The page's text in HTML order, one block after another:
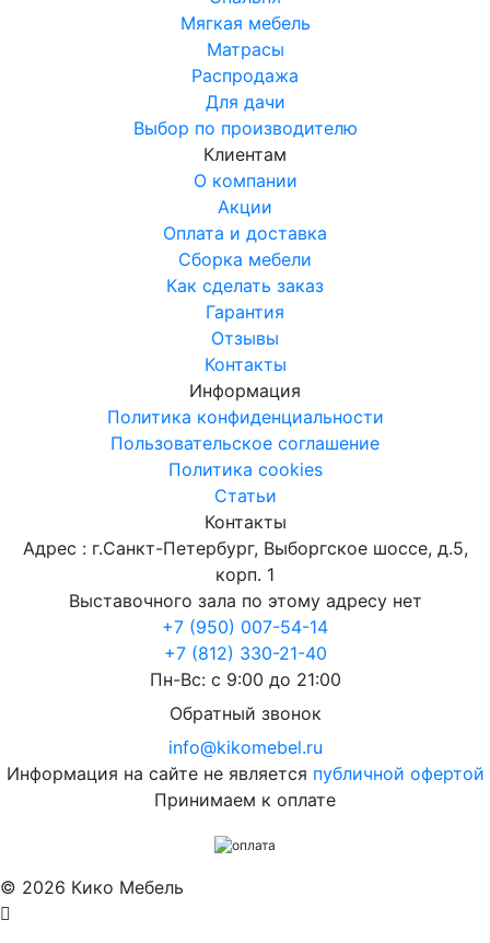
Мягкая мебель
Матрасы
Распродажа
Для дачи
Выбор по производителю
Клиентам
О компании
Акции
Оплата и доставка
Сборка мебели
Как сделать заказ
Гарантия
Отзывы
Контакты
Информация
Политика конфиденциальности
Пользовательское соглашение
Политика cookies
Статьи
Контакты
Адрес : г.Санкт-Петербург, Выборгское шоссе, д.5,
корп. 1
Выставочного зала по этому адресу нет
+7 (950) 007-54-14
+7 (812) 330-21-40
Пн-Вс: с 9:00 до 21:00
Обратный звонок
info@kikomebel.ru
Информация на сайте не является публичной офертой
Принимаем к оплате
© 2026 Кико Мебель